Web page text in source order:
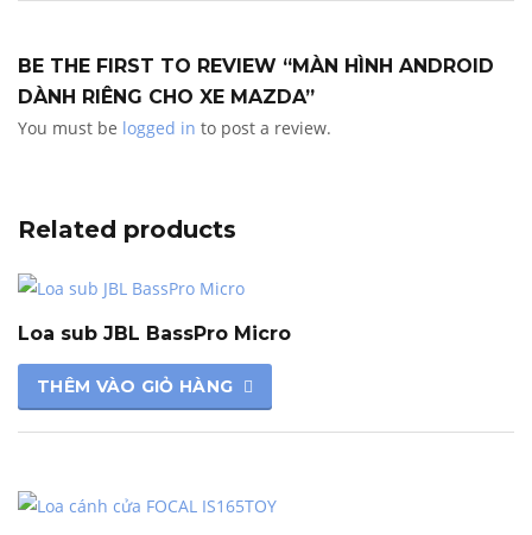
BE THE FIRST TO REVIEW “MÀN HÌNH ANDROID
DÀNH RIÊNG CHO XE MAZDA”
You must be logged in to post a review.
Related products
Loa sub JBL BassPro Micro
THÊM VÀO GIỎ HÀNG